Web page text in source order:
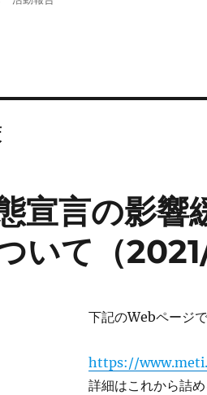
宣言の影響
いて（
下記のWebページ
https://
詳細はこれから詰